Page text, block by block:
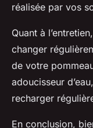
réalisée par vos
Quant à
changer
de votre
adoucisseur
recharger
En conclusion,